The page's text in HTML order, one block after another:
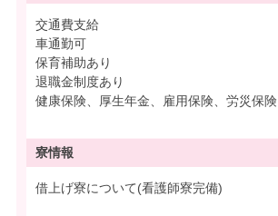
交通費支給
車通勤可
保育補助あり
退職金制度あり
健康保険、厚生年金、雇用保険、労災保険
寮情報
借上げ寮について(看護師寮完備)